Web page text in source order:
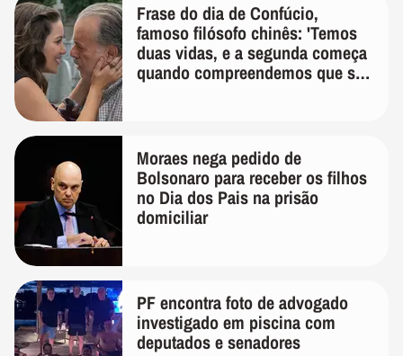
Frase do dia de Confúcio,
famoso filósofo chinês: 'Temos
duas vidas, e a segunda começa
quando compreendemos que só
Moraes nega pedido de
Bolsonaro para receber os filhos
no Dia dos Pais na prisão
domiciliar
PF encontra foto de advogado
investigado em piscina com
deputados e senadores